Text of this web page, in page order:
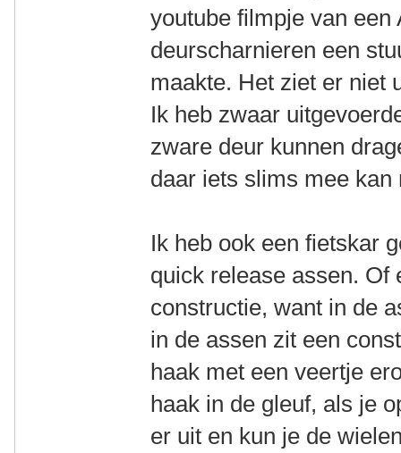
youtube filmpje van
deurscharnieren een
maakte. Het ziet er niet
Ik heb zwaar
zware deur kunnen
daar iets slims mee kan
Ik heb ook een fietskar
quick release assen. Of
constructie, want in de
in de assen zit een
haak met een veertje
haak in de gleuf, als je
er uit en kun je de